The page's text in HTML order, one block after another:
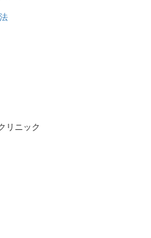
リニック